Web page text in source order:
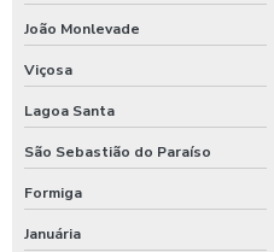
Máquina para lavar carros
Máquina para lavar carros portátil
Maquina para lavar onibus
Máquina de lavar ônibus
João Monlevade
Viçosa
Lagoa Santa
São Sebastião do Paraíso
Formiga
Januária